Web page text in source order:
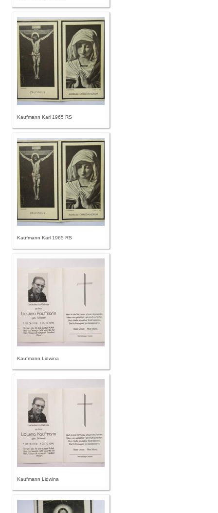
Kaufmann Karl 1965 RS
Kaufmann Karl 1965 RS
Kaufmann Lidwina
Kaufmann Lidwina